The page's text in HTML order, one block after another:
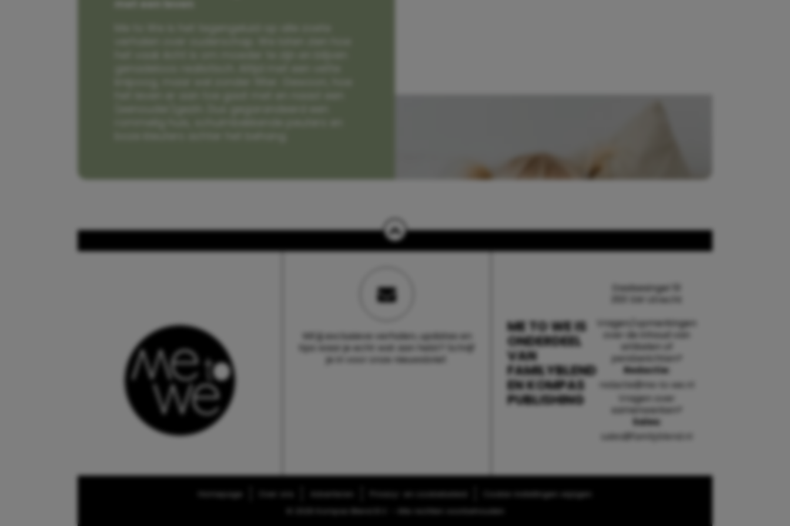
met een leven
Wil jij exclusieve verhalen, updates en
tips waar je echt wat aan hebt? Schrijf
je in voor onze nieuwsbrief.
ME TO WE IS
ONDERDEEL
VAN
FAMILYBLEND
EN KOMPAS
PUBLISHING
Daalsesingel 51
3511 SW Utrecht
Vragen/opmerkingen
over de inhoud van
artikelen of
persberichten?
Redactie:
redactie@me-to-we.nl
Vragen over
samenwerken?
Sales:
sales@familyblend.nl
Homepage
Cookie-instellingen wijzigen